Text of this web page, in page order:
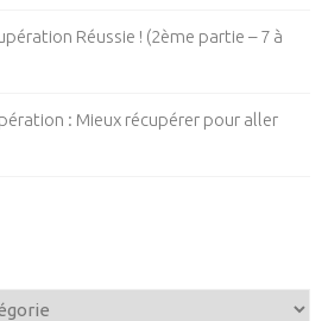
Réussie ! (2ème partie – 7 à
: Mieux récupérer pour aller